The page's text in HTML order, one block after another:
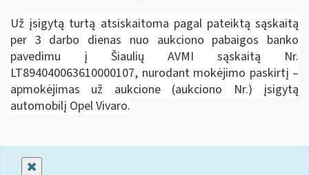
Už įsigytą turtą atsiskaitoma pagal pateiktą sąskaitą
per 3 darbo dienas nuo aukciono pabaigos banko
pavedimu į Šiaulių AVMI sąskaitą Nr.
LT894040063610000107, nurodant mokėjimo paskirtį –
apmokėjimas už aukcione (aukciono Nr.) įsigytą
automobilį Opel Vivaro.